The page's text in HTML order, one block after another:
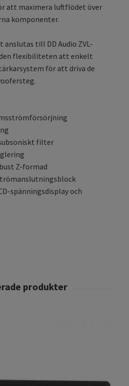
att maximera luftflödet över
komponenter.
anslutas till DD Audio ZVL-
flexibiliteten att enkelt
för att driva de
filter
Z-formad
spänningsdisplay och